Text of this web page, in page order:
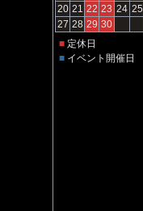
20 21 22 23 24 25
27 28 29 30
■ 定休日
■ イベント開催日